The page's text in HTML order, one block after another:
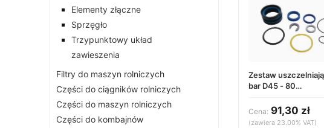
Elementy złączne
Sprzęgło
Trzypunktowy układ
zawieszenia
Filtry do maszyn rolniczych
Części do ciągników rolniczych
Części do maszyn rolniczych
Części do kombajnów
Zestaw
bar D45 - 80
Cena: 91,30 zł
(zawiera 23.00% VAT)